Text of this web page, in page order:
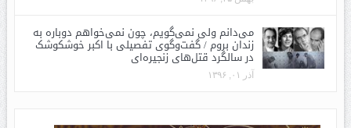
می‌دانم ولی نمی‌گویم، چون نمی‌خواهم دوباره به
زندان بروم / گفت‌وگوی تفصیلی با اکبر خوشکوشک
در سالگرد قتل‌های زنجیره‌ای
آذر ۰۱, ۱۳۹۶